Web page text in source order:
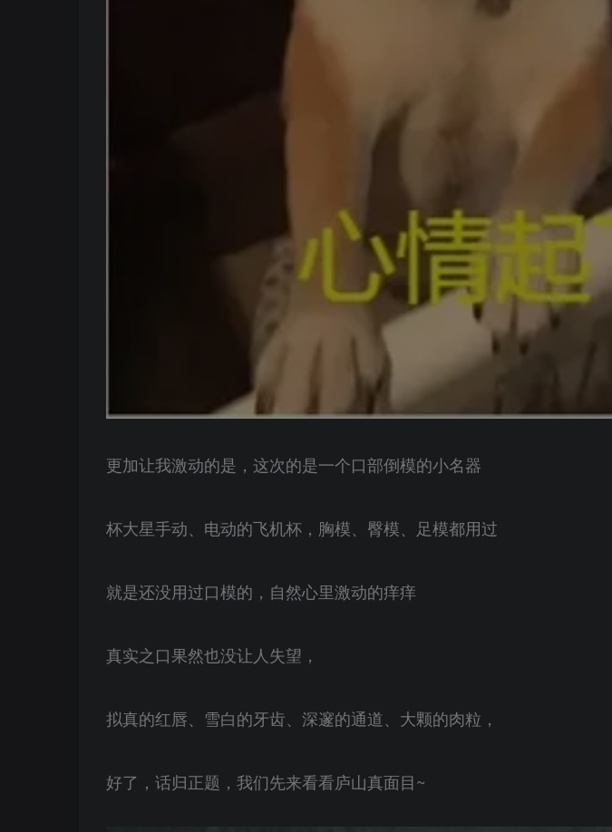
更加让我激动的是，这次的是一个口部倒模的小名器
杯大星手动、电动的飞机杯，胸模、臀模、足模都用过
就是还没用过口模的，自然心里激动的痒痒
真实之口果然也没让人失望，
拟真的红唇、雪白的牙齿、深邃的通道、大颗的肉粒，
好了，话归正题，我们先来看看庐山真面目~